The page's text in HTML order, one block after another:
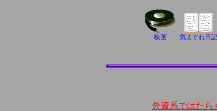
映画 気まぐれ日記
外資系ではたら